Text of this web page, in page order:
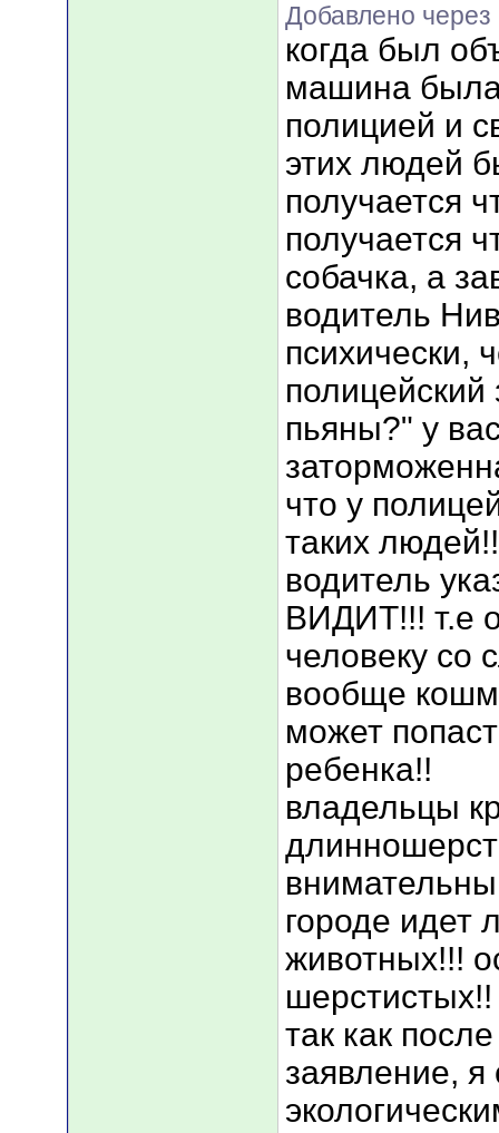
Добавлено через
когда был
машина
полицией и
этих людей
получается
получается
собачка, а
водитель
психически,
пьяны?" у
что у
таких
водитель
ВИДИТ!!! т.е
человеку со
вообще
может
ребенка!!
владельцы
городе идет
животных!!!
шерстистых!!
так как
заявление, я